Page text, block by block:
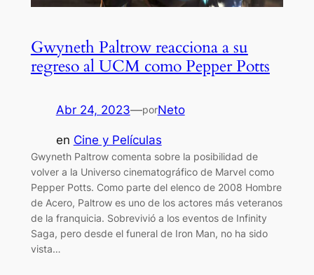
Gwyneth Paltrow reacciona a su
regreso al UCM como Pepper Potts
Abr 24, 2023—porNeto
en Cine y Películas
Gwyneth Paltrow comenta sobre la posibilidad de
volver a la Universo cinematográfico de Marvel como
Pepper Potts. Como parte del elenco de 2008 Hombre
de Acero, Paltrow es uno de los actores más veteranos
de la franquicia. Sobrevivió a los eventos de Infinity
Saga, pero desde el funeral de Iron Man, no ha sido
vista…